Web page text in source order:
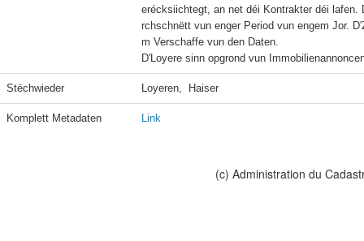
erécksiichtegt, an net déi Kontrakter déi lafen.
rchschnëtt vun enger Period vun engem Jor.
m Verschaffe vun den Daten.
D'Loyere sinn opgrond vun
Stëchwieder Loyeren,  Haiser
Komplett Metadaten Link
(c) Administration du